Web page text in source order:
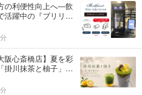
の利便性向上へ―飲
活躍中の『ブリリア
ー』がキャッシュレ
阪心斎橋店】夏を彩
川抹茶と柚子」が5
場！爽やかな柚子
なマリアージュ